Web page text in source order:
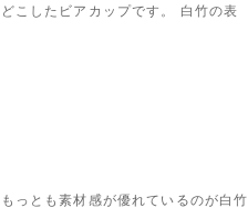
こしたビアカップです。 白竹の表
っとも素材感が優れているのが白竹